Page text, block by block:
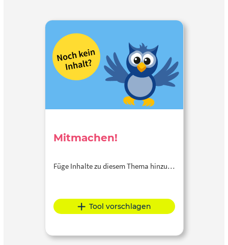
Mitmachen!
Füge Inhalte zu diesem Thema hinzu…
Tool vorschlagen